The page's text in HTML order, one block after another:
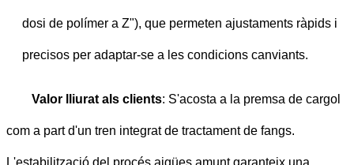
dosi de polímer a Z"), que permeten ajustaments ràpids i
precisos per adaptar-se a les condicions canviants.
Valor lliurat als clients: S'acosta a la premsa de cargol
com a part d'un tren integrat de tractament de fangs.